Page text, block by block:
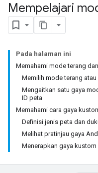
Mempelajari
Pada halaman ini
Memahami mode terang
Memilih mode terang
Mengaitkan satu gaya
ID peta
Memahami cara gaya
Definisi jenis peta dan
Melihat pratinjau gaya
Menerapkan gaya